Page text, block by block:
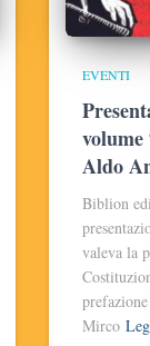
EVENTI
volume
Aldo
Biblion
valeva la
Mirco